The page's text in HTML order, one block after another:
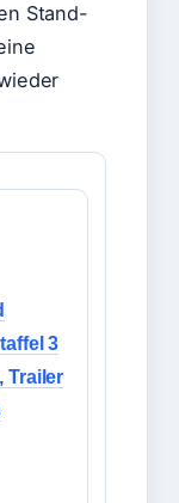
Stand-
3
Trailer